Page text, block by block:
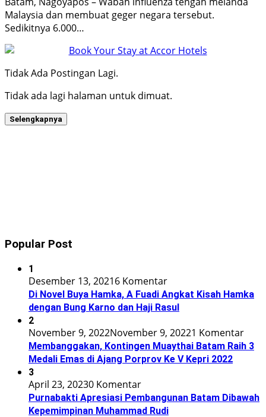
Malaysia dan membuat geger negara tersebut.
Sedikitnya 6.000…
Tidak Ada Postingan Lagi.
Tidak ada lagi halaman untuk dimuat.
Selengkapnya
Popular Post
1
Desember 13, 20216 Komentar
Di Novel Buya Hamka, A Fuadi Angkat Kisah Hamka
dengan Bung Karno dan Haji Rasul
2
November 9, 2022November 9, 20221 Komentar
Membanggakan, Kontingen Muaythai Batam Raih 3
Medali Emas di Ajang Porprov Ke V Kepri 2022
3
April 23, 20230 Komentar
Purnabakti Apresiasi Pembangunan Batam Dibawah
Kepemimpinan Muhammad Rudi